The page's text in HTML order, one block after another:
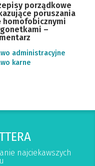
porządkowe
poruszania
homofobicznymi
–
administracyjne
karne
najciekawszych